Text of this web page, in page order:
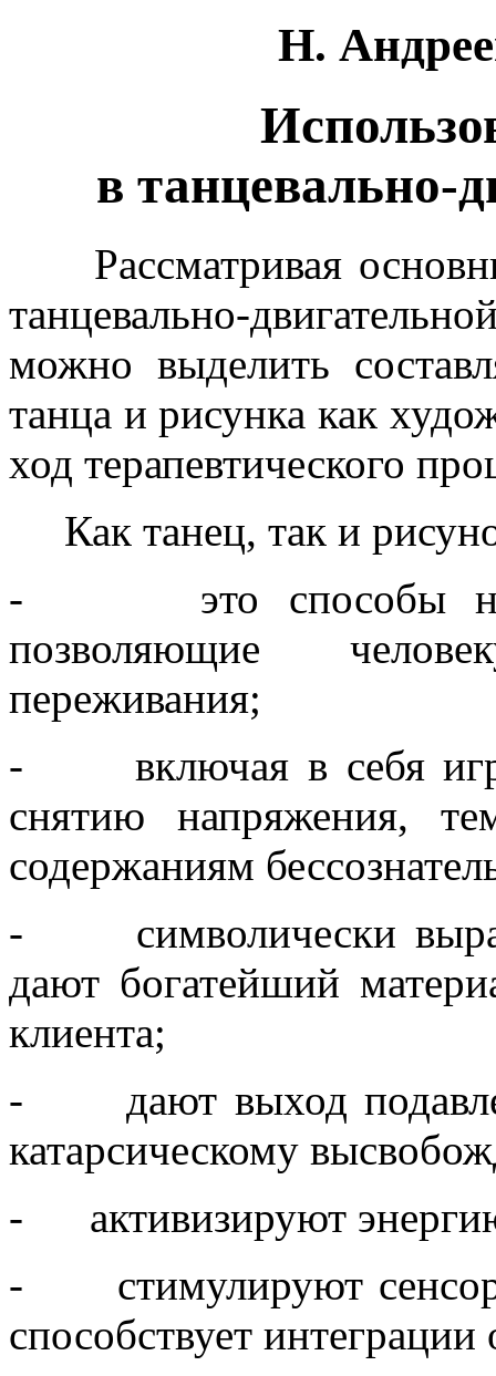
Н.
в танцевально-
Рассматривая
танцевально-
можно выделить
танца и рисунка как
ход терапевтического
Как танец, так и
- это способы
позволяющие
переживания;
- включая в себя
снятию напряжения,
содержаниям
- символически
дают богатейший
клиента;
- дают выход
катарсическому
- активизируют
- стимулируют
способствует